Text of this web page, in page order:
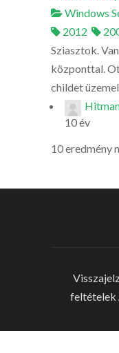
Windows
2012
Sziasztok.
központtal.
childet
10 év
10 eredmény
feltételek